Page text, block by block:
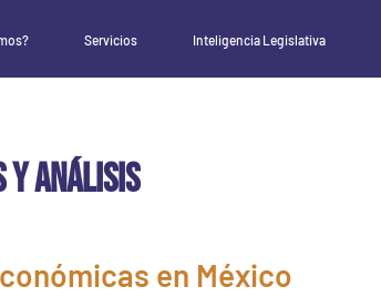
Servicios Inteligencia Legislativa
Y ANÁLISIS
en México